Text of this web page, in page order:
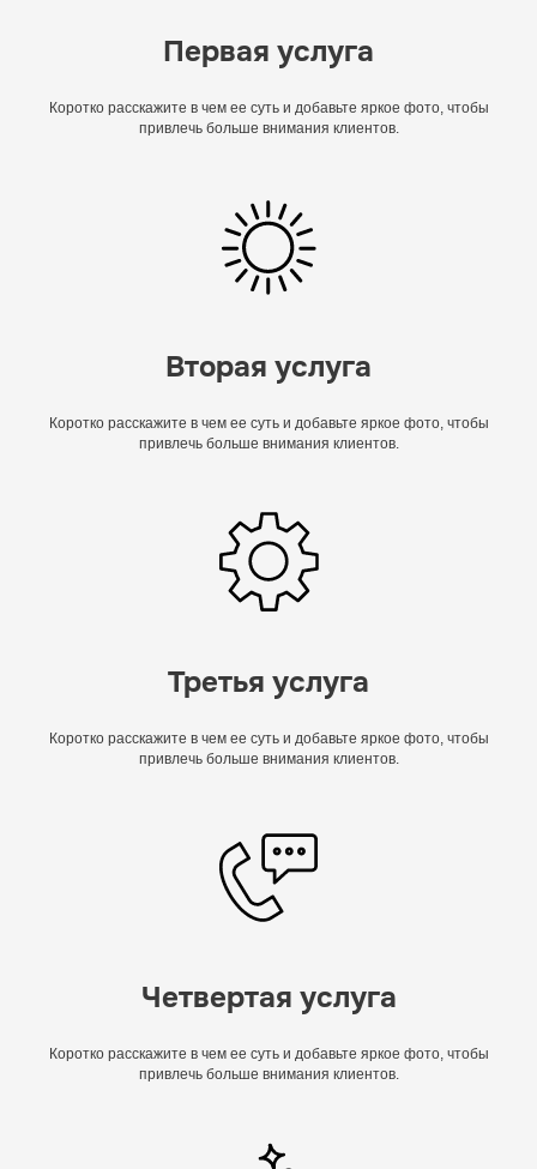
Первая услуга
Коротко расскажите в чем ее суть и добавьте яркое фото, чтобы
привлечь больше внимания клиентов.
Вторая услуга
Коротко расскажите в чем ее суть и добавьте яркое фото, чтобы
привлечь больше внимания клиентов.
Третья услуга
Коротко расскажите в чем ее суть и добавьте яркое фото, чтобы
привлечь больше внимания клиентов.
Четвертая услуга
Коротко расскажите в чем ее суть и добавьте яркое фото, чтобы
привлечь больше внимания клиентов.